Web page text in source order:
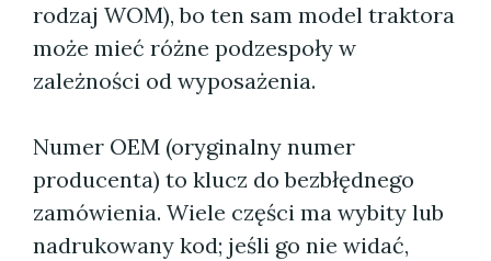
rodzaj WOM), bo ten sam model traktora
może mieć różne podzespoły w
zależności od wyposażenia.
Numer OEM (oryginalny numer
producenta) to klucz do bezbłędnego
zamówienia. Wiele części ma wybity lub
nadrukowany kod; jeśli go nie widać,